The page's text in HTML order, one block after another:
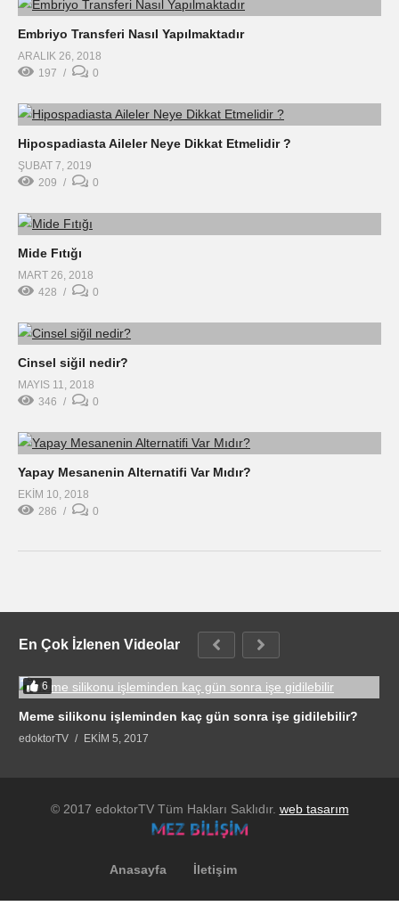
Embriyo Transferi Nasıl Yapılmaktadır
ARALIK 26, 2018
197
0
Hipospadiasta Aileler Neye Dikkat Etmelidir ?
ŞUBAT 7, 2019
209
0
Mide Fıtığı
MART 26, 2018
428
0
Cinsel siğil nedir?
MAYIS 11, 2018
346
0
Yapay Mesanenin Alternatifi Var Mıdır?
EKIM 10, 2018
286
0
En Çok İzlenen Videolar
6
Meme silikonu işleminden kaç gün sonra işe gidilebilir?
edoktorTV EKIM 5, 2017
© 2017 edoktorTV Tüm Hakları Saklıdır. web tasarım
Anasayfa İletişim